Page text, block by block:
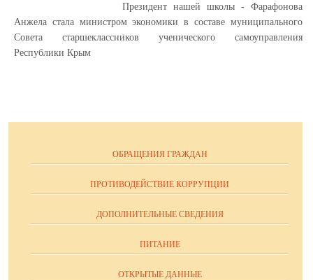
Президент нашей школы - Фарафонова
Анжела стала министром экономики в составе муниципального
Совета старшеклассников ученического самоуправления
Республики Крым
ОБРАЩЕНИЯ ГРАЖДАН
ПРОТИВОДЕЙСТВИЕ КОРРУПЦИИ
ДОПОЛНИТЕЛЬНЫЕ СВЕДЕНИЯ
ПИТАНИЕ
ОТКРЫТЫЕ ДАННЫЕ